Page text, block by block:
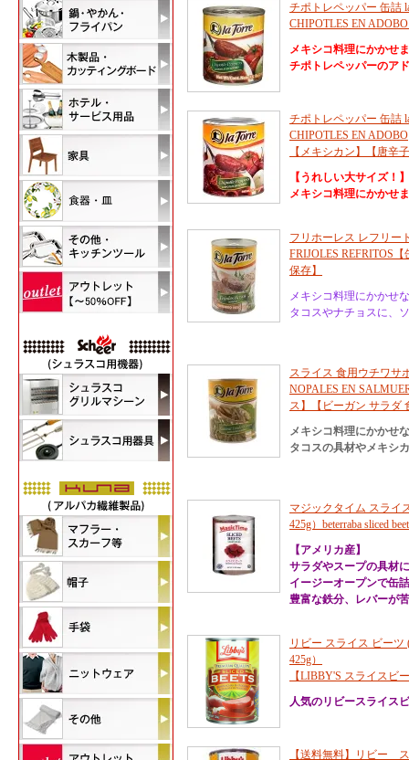
チポトレペッパー 缶詰
CHIPOTLES EN
メキシコ料理にかかせ
チポトレペッパーのア
チポトレペッパー 缶詰
CHIPOTLES EN ADOBO
【メキシカン】【唐辛
【うれしい大サイズ！】
メキシコ料理にかかせ
フリホーレス レフリー
FRIJOLES REFRITOS
保存】
メキシコ料理にかかせ
タコスやナチョスに、
スライス 食用ウチワサ
NOPALES EN
ス】【ビーガン サラダ
メキシコ料理にかかせ
タコスの具材やメキシ
マジックタイム スライ
425g）beterraba sliced
【アメリカ産】
サラダやスープの具材に
イージーオープンで缶
豊富な鉄分、レバーが
リビー スライス ビー
425g）
【LIBBY'S スライス
人気のリビースライス
【送料無料】リビー